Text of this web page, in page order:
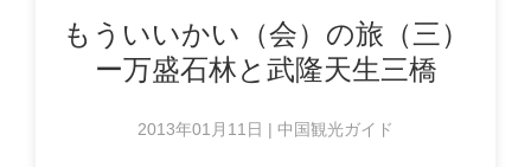
もういいかい（会）の旅（三）
ー万盛石林と武隆天生三橋
2013年01月11日 | 中国観光ガイド